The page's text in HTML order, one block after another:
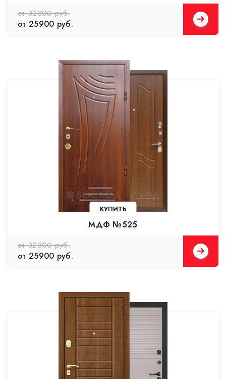
от 32300 руб.
от 25900 руб.
КУПИТЬ
МДФ №525
от 32300 руб.
от 25900 руб.